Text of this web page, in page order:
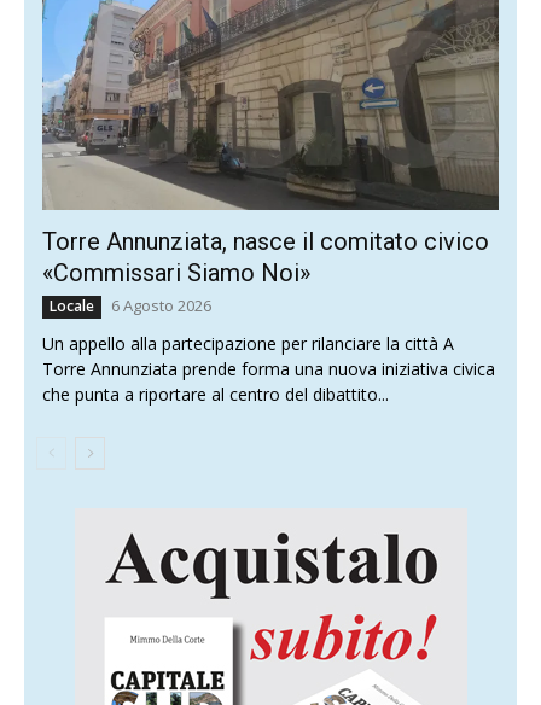
Torre Annunziata, nasce il comitato civico
«Commissari Siamo Noi»
Locale 6 Agosto 2026
Un appello alla partecipazione per rilanciare la città A
Torre Annunziata prende forma una nuova iniziativa civica
che punta a riportare al centro del dibattito...